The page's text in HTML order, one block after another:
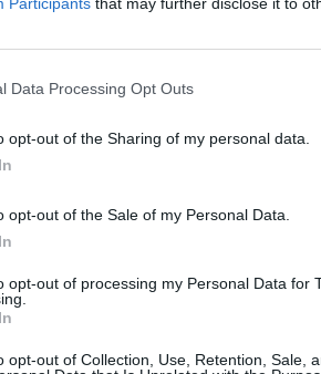
Data Processing Opt Outs
opt-out of the Sharing of my personal data.
opt-out of the Sale of my Personal Data.
opt-out of processing my Personal Data for
opt-out of Collection, Use, Retention, Sale,